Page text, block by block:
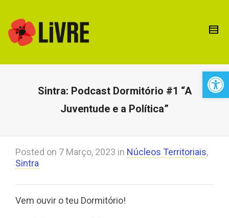
Sintra: Podcast Dormitório #1 “A
Juventude e a Política”
Posted on 7 Março, 2023 in Núcleos Territoriais,
Sintra
Vem ouvir o teu Dormitório!